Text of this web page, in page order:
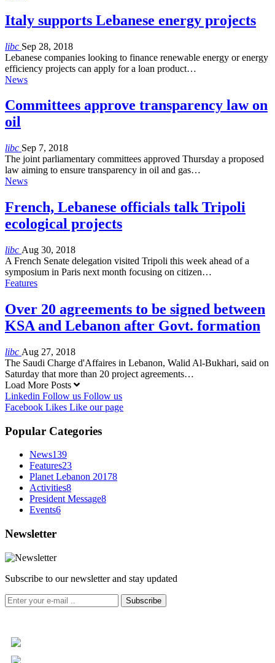
Italy supports Lebanese energy projects
libc Sep 28, 2018
Lebanese companies looking to finance renewable energy or energy
efficiency projects can apply for a loan product…
News
Committees approve transparency law on
oil
libc Sep 7, 2018
The joint parliamentary committees approved Thursday a proposed
law aiming to ensure transparency in oil and gas…
News
French, Lebanese officials talk Tripoli
ecological projects
libc Aug 30, 2018
A French Senate delegation visited Tripoli this week ahead of a
symposium in Paris next month focusing on citizen…
Features
Over 20 agreements to be signed between
KSA and Lebanon after Govt. formation
libc Aug 27, 2018
The Saudi Charge d'Affaires in Lebanon, Walid Al-Bukhari, said on
Saturday that more than 20 project agreements…
Load More Posts
Linkedin Follow us Follow us
Facebook Likes Like our page
Popular Categories
News139
Features23
Planet Lebanon 20178
Activities8
President Message8
Events6
Newsletter
Subscribe to our newsletter and stay updated
Subscribe